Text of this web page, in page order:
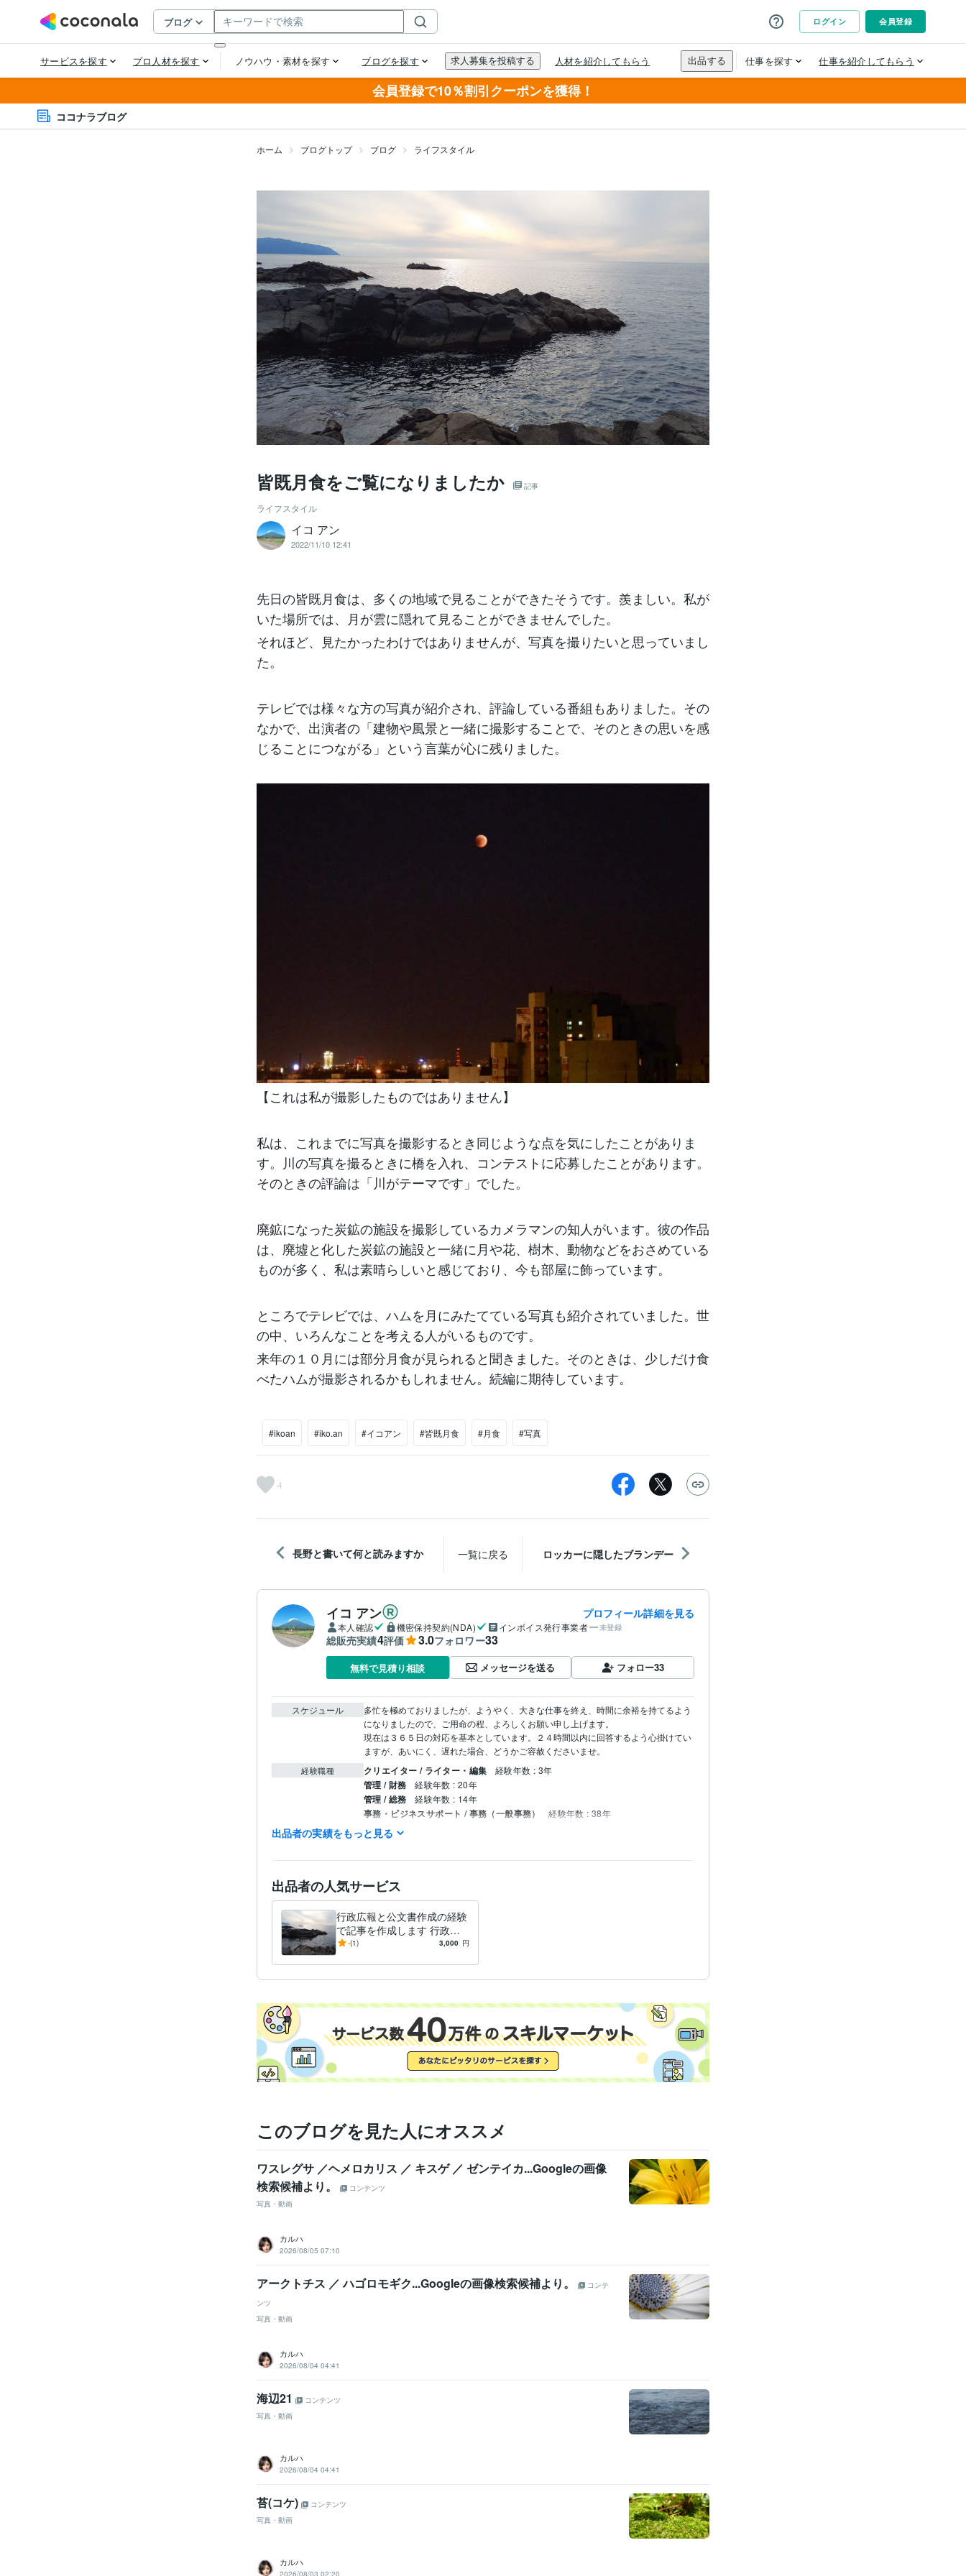
会員登録で10％割引クーポンを獲得！
ココナラブログ
ホーム ブログトップ ブログ ライフスタイル
皆既月食をご覧になりましたか 記事
ライフスタイル
イコ アン
2022/11/10 12:41
先日の皆既月食は、多くの地域で見ることができたそうです。羨ましい。私が
いた場所では、月が雲に隠れて見ることができませんでした。
それほど、見たかったわけではありませんが、写真を撮りたいと思っていまし
た。
テレビでは様々な方の写真が紹介され、評論している番組もありました。その
なかで、出演者の「建物や風景と一緒に撮影することで、そのときの思いを感
じることにつながる」という言葉が心に残りました。
【これは私が撮影したものではありません】
私は、これまでに写真を撮影するとき同じような点を気にしたことがありま
す。川の写真を撮るときに橋を入れ、コンテストに応募したことがあります。
そのときの評論は「川がテーマです」でした。
廃鉱になった炭鉱の施設を撮影しているカメラマンの知人がいます。彼の作品
は、廃墟と化した炭鉱の施設と一緒に月や花、樹木、動物などをおさめている
ものが多く、私は素晴らしいと感じており、今も部屋に飾っています。
ところでテレビでは、ハムを月にみたてている写真も紹介されていました。世
の中、いろんなことを考える人がいるものです。
来年の１０月には部分月食が見られると聞きました。そのときは、少しだけ食
べたハムが撮影されるかもしれません。続編に期待しています。
#ikoan #iko.an #イコアン #皆既月食 #月食 #写真
4
長野と書いて何と読みますか 一覧に戻る ロッカーに隠したブランデー
イコ アン プロフィール詳細を見る
本人確認 機密保持契約(NDA) インボイス発行事業者 未登録
総販売実績4評価 3.0フォロワー33
無料で見積り相談 メッセージを送る フォロー33
スケジュール
多忙を極めておりましたが、ようやく、大きな仕事を終え、時間に余裕を持てるよう
になりましたので、ご用命の程、よろしくお願い申し上げます。
現在は３６５日の対応を基本としています。２４時間以内に回答するよう心掛けてい
ますが、あいにく、遅れた場合、どうかご容赦くださいませ。
経験職種 クリエイター / ライター・編集 経験年数 : 3年
管理 / 財務 経験年数 : 20年
管理 / 総務 経験年数 : 14年
事務・ビジネスサポート / 事務（一般事務） 経験年数 : 38年
ライフスタイル・その他 / 公務員
ビジネス・クリエイ
ティブツール
Excel:25年
その他ツール 文章の校正:25年
得意分野 ライティング・翻訳 文章作成と校正。通知文や手紙の校正など。
出品者の実績をもっと見る
出品者の人気サービス
行政広報と公文書作成の経験
で記事を作成します 行政広
報と公文書作成の経験で記事
-(1) 3,000 円
このブログを見た人にオススメ
ワスレグサ ／ヘメロカリス ／ キスゲ ／ ゼンテイカ...Googleの画像
検索候補より。
コンテンツ
写真・動画
カルハ
2026/08/05 07:10
アークトチス ／ ハゴロモギク...Googleの画像検索候補より。
コンテ
ンツ
写真・動画
カルハ
2026/08/04 04:41
海辺21
コンテンツ
写真・動画
カルハ
2026/08/04 04:41
苔(コケ)
コンテンツ
写真・動画
カルハ